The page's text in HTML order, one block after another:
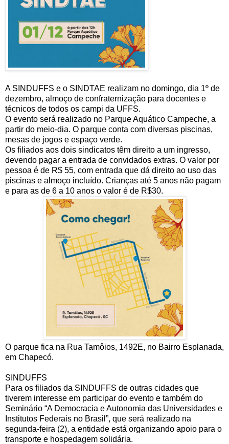
A SINDUFFS e o SINDTAE realizam no domingo, dia 1º de
dezembro, almoço de confraternização para docentes e
técnicos de todos os campi da UFFS.
O evento será realizado no Parque Aquático Campeche, a
partir do meio-dia. O parque conta com diversas piscinas,
mesas de jogos e espaço verde.
Os filiados aos dois sindicatos têm direito a um ingresso,
devendo pagar a entrada de convidados extras. O valor por
pessoa é de R$ 55, com entrada que dá direito ao uso das
piscinas e almoço incluído. Crianças até 5 anos não pagam
e para as de 6 a 10 anos o valor é de R$30.
O parque fica na Rua Tamôios, 1492E, no Bairro Esplanada,
em Chapecó.
SINDUFFS
Para os filiados da SINDUFFS de outras cidades que
tiverem interesse em participar do evento e também do
Seminário “A Democracia e Autonomia das Universidades e
Institutos Federais no Brasil”, que será realizado na
segunda-feira (2), a entidade está organizando apoio para o
transporte e hospedagem solidária.